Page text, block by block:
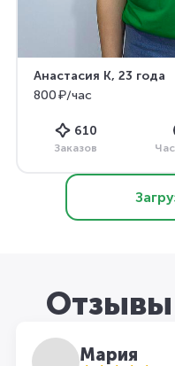
Анастасия К, 23 года
800 ₽/час
610
Заказов
Отзывы
Мария